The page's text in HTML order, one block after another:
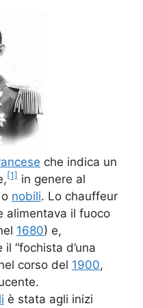
che indica un
[1] in genere al
nobili. Lo chauffeur
alimentava il fuoco
1680) e,
“fochista d’una
corso del 1900,
è stata agli inizi